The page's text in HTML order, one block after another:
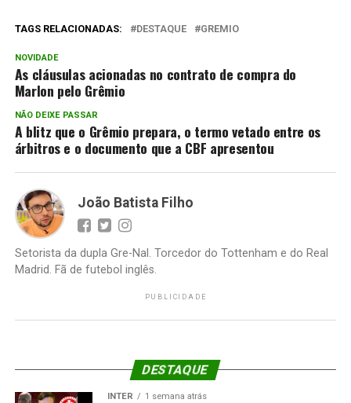
TAGS RELACIONADAS: DESTAQUE GREMIO
NOVIDADE
As cláusulas acionadas no contrato de compra do
Marlon pelo Grêmio
NÃO DEIXE PASSAR
A blitz que o Grêmio prepara, o termo vetado entre os
árbitros e o documento que a CBF apresentou
João Batista Filho
Setorista da dupla Gre-Nal. Torcedor do Tottenham e do Real
Madrid. Fã de futebol inglês.
PUBLICIDADE
DESTAQUE
INTER 1 semana atrás